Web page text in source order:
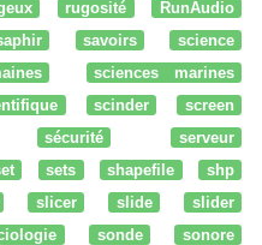
rugosité
RunAudio
savoirs
science
sciences marines
scinder
screen
sécurité
serveur
sets shapefile
shp
slicer slide
slider
sonde
sonore